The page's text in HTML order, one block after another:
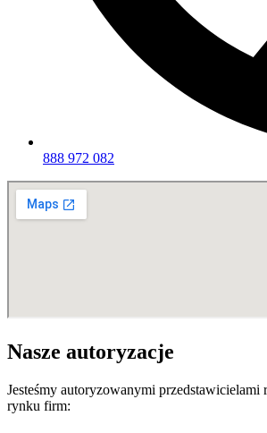
888 972 082
Nasze autoryzacje
Jesteśmy autoryzowanymi przedstawicielami
rynku firm: